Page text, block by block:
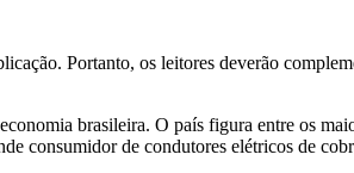
Portanto, os leitores deverão
brasileira. O país figura entre os
consumidor de condutores elétricos de